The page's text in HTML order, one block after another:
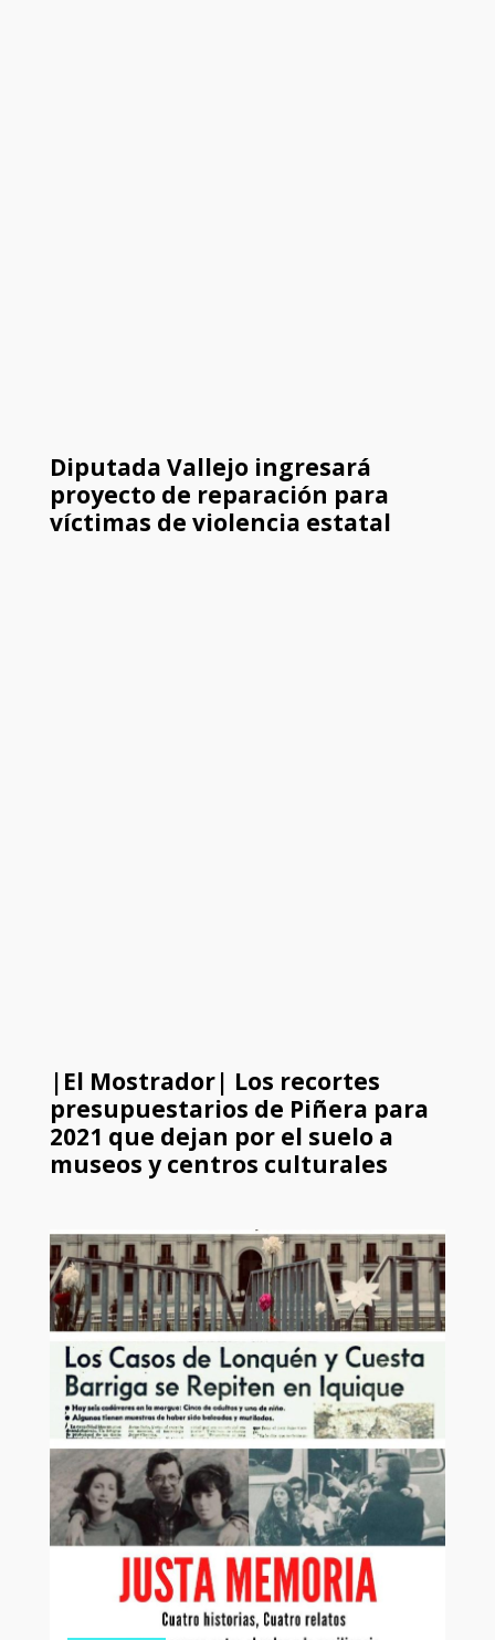
Diputada Vallejo ingresará
proyecto de reparación para
víctimas de violencia estatal
|El Mostrador| Los recortes
presupuestarios de Piñera para
2021 que dejan por el suelo a
museos y centros culturales